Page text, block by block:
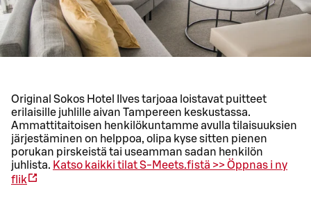
Original Sokos Hotel Ilves tarjoaa loistavat puitteet
erilaisille juhlille aivan Tampereen keskustassa.
Ammattitaitoisen henkilökuntamme avulla tilaisuuksien
järjestäminen on helppoa, olipa kyse sitten pienen
porukan pirskeistä tai useamman sadan henkilön
juhlista. Katso kaikki tilat S-Meets.fistä >>Öppnas i ny
flik